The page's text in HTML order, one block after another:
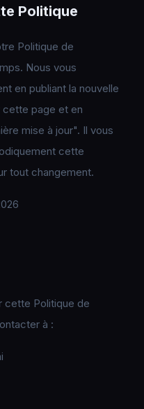
Politique
Politique de
Nous vous
en publiant la nouvelle
cette page et en
mise à jour". Il vous
cette
tout changement.
cette Politique de
à :